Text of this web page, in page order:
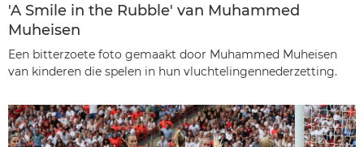
'A Smile in the Rubble' van Muhammed
Muheisen
Een bitterzoete foto gemaakt door Muhammed Muheisen
van kinderen die spelen in hun vluchtelingennederzetting.